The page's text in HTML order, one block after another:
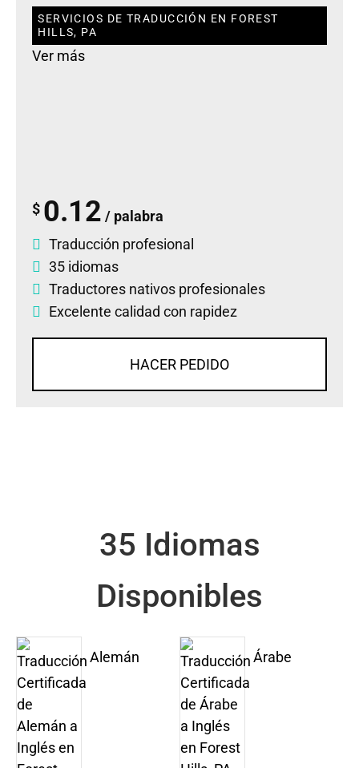
SERVICIOS DE TRADUCCIÓN EN FOREST
HILLS, PA
Ver más
$ 0.12 / palabra
Traducción profesional
35 idiomas
Traductores nativos profesionales
Excelente calidad con rapidez
HACER PEDIDO
35 Idiomas
Disponibles
Alemán Árabe